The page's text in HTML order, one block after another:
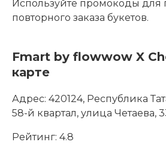
Используйте промокоды для
повторного заказа букетов.
Fmart by flowwow X
карте
Адрес: 420124, Республика
58-й квартал, улица Четаева,
Рейтинг: 4.8